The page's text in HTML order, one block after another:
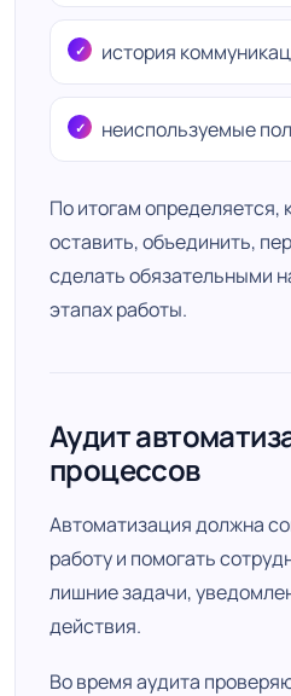
история
неиспользуемые
По итогам определяется,
оставить, объединить,
сделать обязательными
этапах работы.
Аудит
процессов
Автоматизация должна
работу и помогать
лишние задачи,
действия.
Во время аудита